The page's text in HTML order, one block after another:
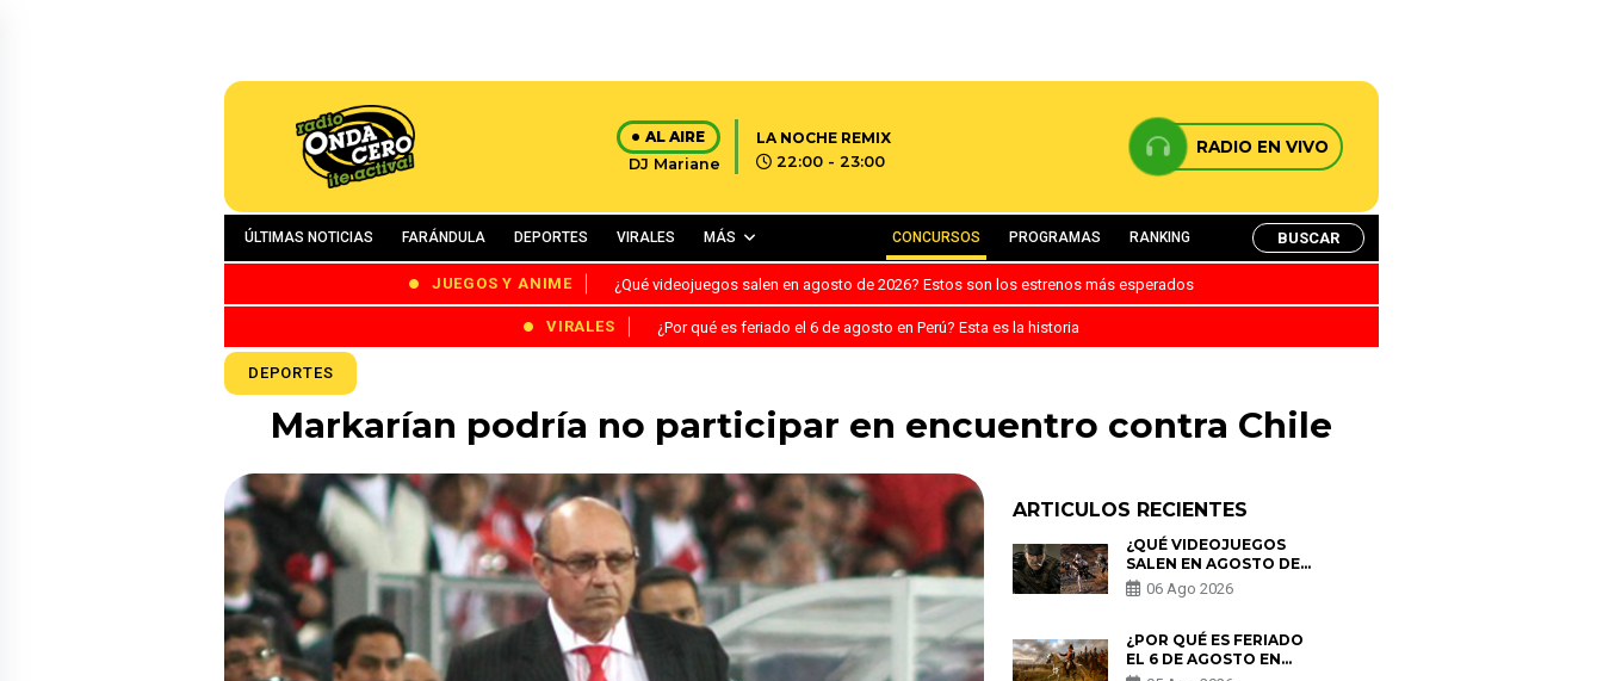
AL AIRE
DJ Mariane
LA NOCHE REMIX
22:00 - 23:00
RADIO EN VIVO
ÚLTIMAS NOTICIAS FARÁNDULA DEPORTES VIRALES MÁS CONCURSOS PROGRAMAS RANKING BUSCAR
JUEGOS Y ANIME ¿Qué videojuegos salen en agosto de 2026? Estos son los estrenos más esperados
VIRALES ¿Por qué es feriado el 6 de agosto en Perú? Esta es la historia
DEPORTES
Markarían podría no participar en encuentro contra Chile
ARTICULOS RECIENTES
¿QUÉ VIDEOJUEGOS
SALEN EN AGOSTO DE
2026? ESTOS SON LOS
ESTRENOS MÁS
06 Ago 2026
¿POR QUÉ ES FERIADO
EL 6 DE AGOSTO EN